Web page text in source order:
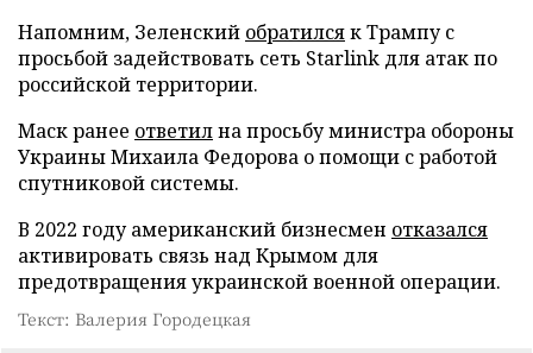
Напомним, Зеленский обратилсяк Трампу с
просьбой задействовать сеть Starlink для атак по
российской территории.
Маск ранее ответилна просьбу министра обороны
Украины Михаила Федорова о помощи с работой
спутниковой системы.
В 2022 году американский бизнесмен отказался
активировать связь над Крымом для
предотвращения украинской военной операции.
Текст: Валерия Городецкая